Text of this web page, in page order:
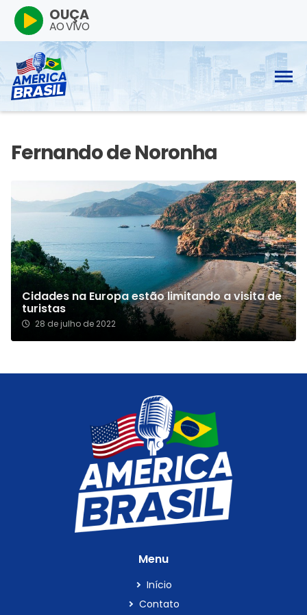
OUÇA
AO VIVO
Cidades na Europa estão limitando a visita de
turistas
28 de julho de 2022
Menu
Início
Contato